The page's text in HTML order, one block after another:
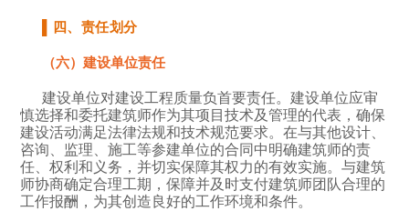
四、责任划分
（六）建设单位责任
建设单位对建设工程质量负首要责任。建设单位应审
慎选择和委托建筑师作为其项目技术及管理的代表，确保
建设活动满足法律法规和技术规范要求。在与其他设计、
咨询、监理、施工等参建单位的合同中明确建筑师的责
任、权利和义务，并切实保障其权力的有效实施。与建筑
师协商确定合理工期，保障并及时支付建筑师团队合理的
工作报酬，为其创造良好的工作环境和条件。